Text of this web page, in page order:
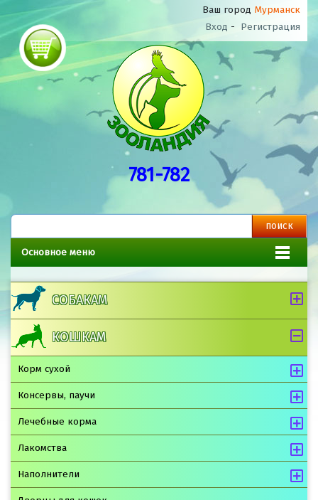
Ваш город Мурманск
Вход - Регистрация
781-782
Основное меню
СОБАКАМ
КОШКАМ
Корм сухой
Консервы, паучи
Лечебные корма
Лакомства
Наполнители